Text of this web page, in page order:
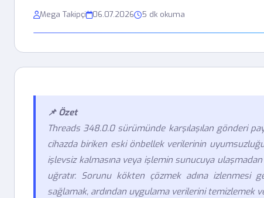
Mega Takipçi 06.07.2026 5 dk okuma
📌 Özet
Threads 348.0.0 sürümünde karşılaşılan gönderi
cihazda biriken eski önbellek verilerinin
işlevsiz kalmasına veya işlemin sunucuya
uğratır. Sorunu kökten çözmek adına izlenmesi
sağlamak, ardından uygulama verilerini